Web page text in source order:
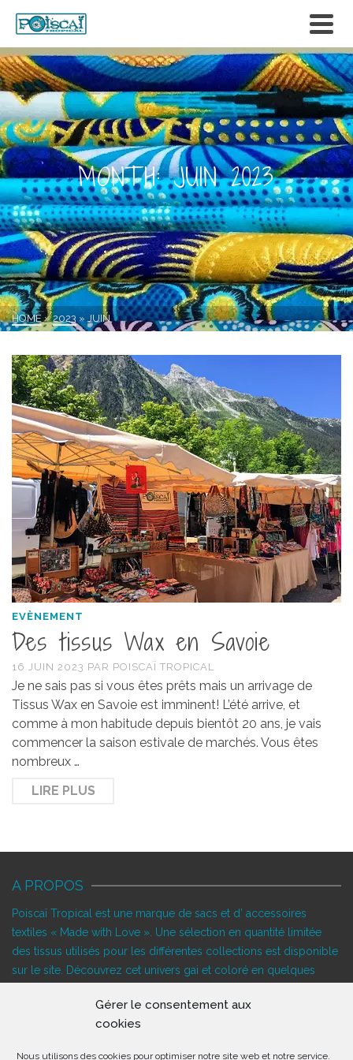
Gérer le consentement aux
cookies
Nous utilisons des cookies pour optimiser notre site web et notre service.
MONTH: JUIN 2023
HOME » 2023 » JUIN
EVÈNEMENT
Des tissus Wax en Savoie
16 JUIN 2023 PAR POISCAÏ TROPICAL
Je ne sais pas si vous êtes prêts mais un arrivage de
Tissus Wax en Savoie est imminent! L’été arrive, et
comme à mon habitude depuis bientôt 20 ans, je vais
commencer la saison estivale de marchés. Vous êtes
nombreux …
LIRE PLUS
A PROPOS
Poiscaï Tropical est une marque de sacs et d’ accessoires
textiles « Made with Love ». Une sélection en quantité limitée
des tissus utilisés pour les différentes collections est disponible
sur le site. Découvrez cet univers gai et coloré en quelques
SUIVEZ-NOUS!